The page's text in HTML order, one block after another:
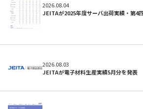
2026.08.04
JEITAが2025年度サーバ出荷実績・第4
2026.08.03
JEITAが電子材料生産実績5月分を発表